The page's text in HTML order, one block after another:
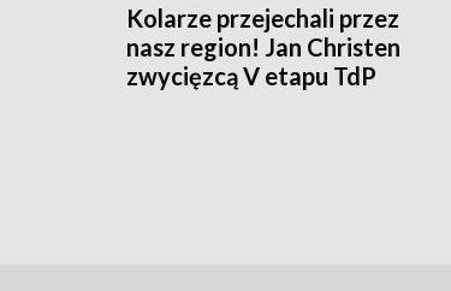
Kolarze przejechali przez
nasz region! Jan Christen
zwycięzcą V etapu TdP